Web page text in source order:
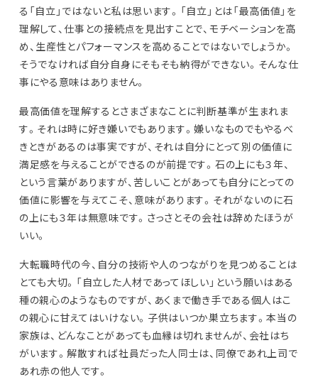
る「自立」ではないと私は思います。「自立」とは「最高価値」を
理解して、仕事との接続点を見出すことで、モチベーションを高
め、生産性とパフォーマンスを高めることではないでしょうか。
そうでなければ自分自身にそもそも納得ができない。そんな仕
事にやる意味はありません。
最高価値を理解するとさまざまなことに判断基準が生まれま
す。それは時に好き嫌いでもあります。嫌いなものでもやるべ
きときがあるのは事実ですが、それは自分にとって別の価値に
満足感を与えることができるのが前提です。石の上にも３年、
という言葉がありますが、苦しいことがあっても自分にとっての
価値に影響を与えてこそ、意味があります。それがないのに石
の上にも３年は無意味です。さっさとその会社は辞めたほうが
いい。
大転職時代の今、自分の技術や人のつながりを見つめることは
とても大切。「自立した人材であってほしい」という願いはある
種の親心のようなものですが、あくまで働き手である個人はこ
の親心に甘えてはいけない。子供はいつか巣立ちます。本当の
家族は、どんなことがあっても血縁は切れませんが、会社はち
がいます。解散すれば社員だった人同士は、同僚であれ上司で
あれ赤の他人です。